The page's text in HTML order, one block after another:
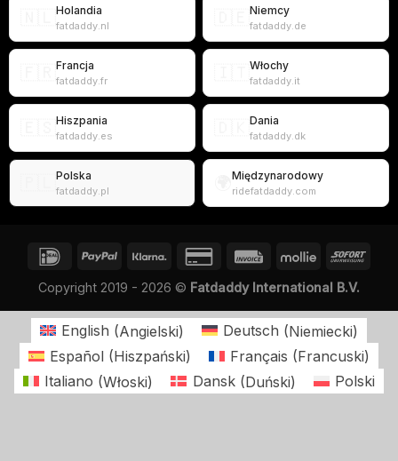
Holandia
fatdaddy.nl
Niemcy
fatdaddy.de
Francja
fatdaddy.fr
Włochy
fatdaddy.it
Hiszpania
fatdaddy.es
Dania
fatdaddy.dk
Polska
fatdaddy.pl
Międzynarodowy
ridefatdaddy.com
Copyright 2019 - 2026 © Fatdaddy International B.V.
English (Angielski) Deutsch (Niemiecki)
Español (Hiszpański) Français (Francuski)
Italiano (Włoski) Dansk(Duński) Polski